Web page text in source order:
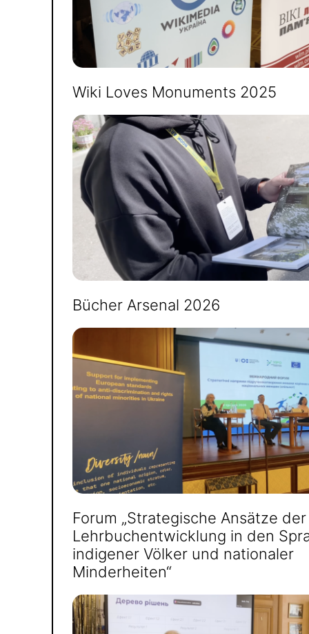
Wiki Loves Monuments 2025
Bücher Arsenal 2026
Forum „Strategische Ansätze der
Lehrbuchentwicklung in den
indigener Völker und nationaler
Minderheiten“